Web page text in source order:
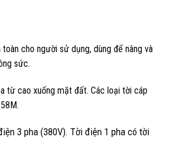
cho người sử dụng, dùng để nâng và
sức.
từ cao xuống mặt đất. Các loại tời cáp
3 pha (380V). Tời điện 1 pha có tời